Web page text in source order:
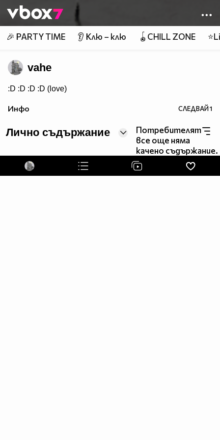
👾
🎉 PARTY TIME 👂 Клю – клю 🪀CHILL ZONE
vahe
:D :D :D :D (love)
Инфо СЛЕДВАЙ1
Лично съдържание
Потребителят
все още няма
качено съдържание.